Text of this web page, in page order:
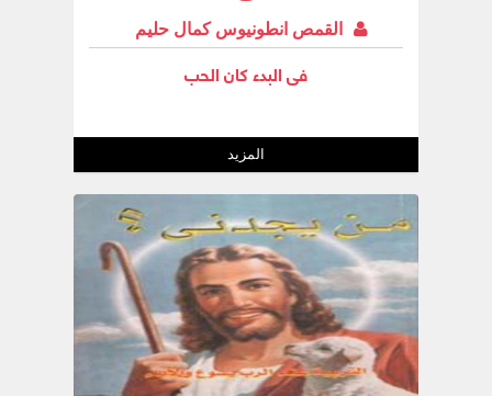
القمص انطونيوس كمال حليم
فى البدء كان الحب
المزيد